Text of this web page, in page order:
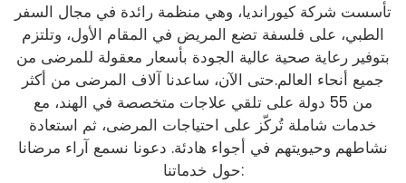
تأسست شركة كيورانديا، وهي منظمة رائدة في مجال السفر
الطبي، على فلسفة تضع المريض في المقام الأول، وتلتزم
بتوفير رعاية صحية عالية الجودة بأسعار معقولة للمرضى من
جميع أنحاء العالم.حتى الآن، ساعدنا آلاف المرضى من أكثر
من 55 دولة على تلقي علاجات متخصصة في الهند، مع
خدمات شاملة تُركّز على احتياجات المرضى، ثم استعادة
نشاطهم وحيويتهم في أجواء هادئة. دعونا نسمع آراء مرضانا
حول خدماتنا: